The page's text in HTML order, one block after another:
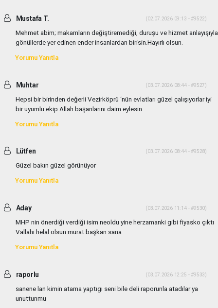
Mustafa T. (02.07.2026 09:13 - #9522)
Mehmet abim; makamların değiştiremediği, duruşu ve hizmet anlayışıyla
gönüllerde yer edinen ender insanlardan birisin.Hayırlı olsun.
Yorumu Yanıtla
Muhtar (03.07.2026 08:44 - #9527)
Hepsi bir birinden değerli Vezirköprü ‘nün evlatları güzel çalışıyorlar iyi
bir uyumlu ekip Allah başarılarını daim eylesin
Yorumu Yanıtla
Lütfen (03.07.2026 08:44 - #9528)
Güzel bakın güzel görünüyor
Yorumu Yanıtla
Aday (03.07.2026 11:14 - #9530)
MHP nin önerdiği verdiği isim neoldu yine herzamanki gibi fiyasko çıktı
Vallahi helal olsun murat başkan sana
Yorumu Yanıtla
raporlu (03.07.2026 12:25 - #9533)
sanene lan kimin atama yaptıgı seni bile deli raporunla atadılar ya
unuttunmu